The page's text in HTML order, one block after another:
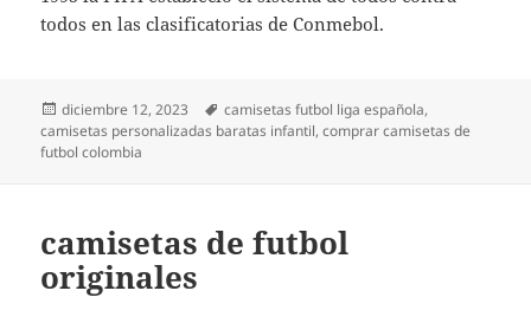
todos en las clasificatorias de Conmebol.
Publicado
el
diciembre 12, 2023 Etiquetas
camisetas futbol liga española,
camisetas personalizadas baratas infantil,comprar camisetas de
futbol colombia
camisetas de futbol
originales